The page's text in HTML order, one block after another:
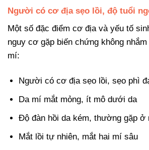
Người có cơ địa sẹo lồi, độ tuổi
Một số đặc điểm cơ địa và yếu tố
nguy cơ gặp biến chứng không
mí:
Người có cơ địa sẹo lồi, sẹo phì
Da mí mắt mỏng, ít mô dưới da
Độ đàn hồi da kém, thường gặp ở
Mắt lồi tự nhiên, mắt hai mí sâu